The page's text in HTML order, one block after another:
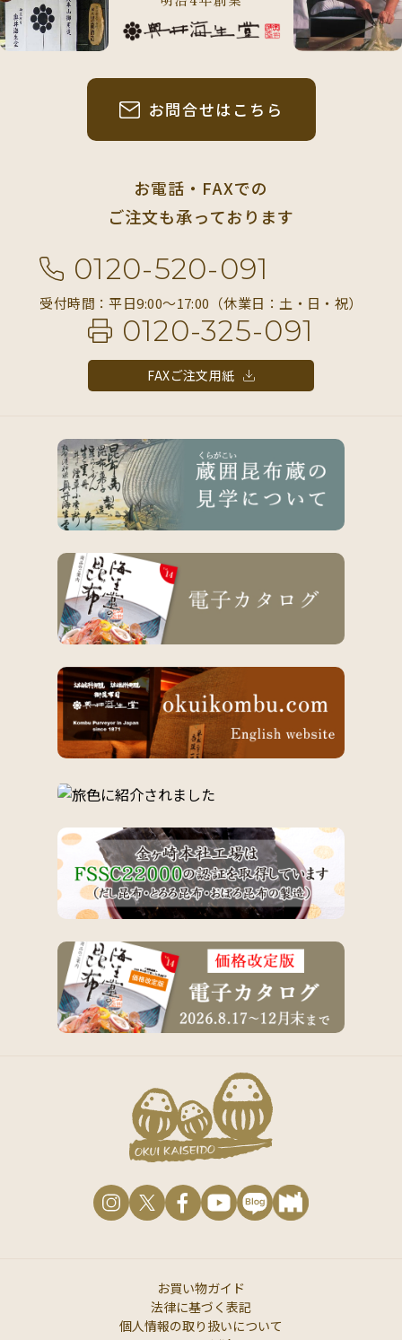
お問合せはこちら
お電話・FAXでの
ご注文も承っております
0120-520-091
受付時間：平日9:00〜17:00（休業日：土・日・祝）
0120-325-091
FAXご注文用紙
お買い物ガイド
法律に基づく表記
個人情報の取り扱いについて